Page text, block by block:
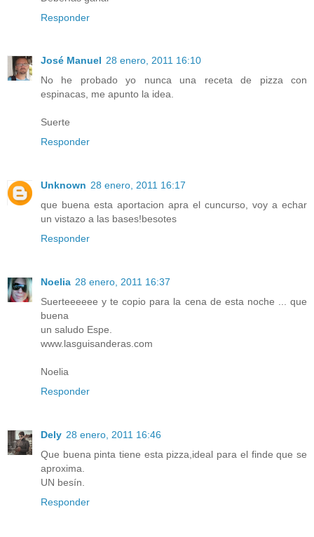
Responder
José Manuel 28 enero, 2011 16:10
No he probado yo nunca una receta de pizza con
espinacas, me apunto la idea.
Suerte
Responder
Unknown 28 enero, 2011 16:17
que buena esta aportacion apra el cuncurso, voy a echar
un vistazo a las bases!besotes
Responder
Noelia 28 enero, 2011 16:37
Suerteeeeee y te copio para la cena de esta noche ... que
buena
un saludo Espe.
www.lasguisanderas.com
Noelia
Responder
Dely 28 enero, 2011 16:46
Que buena pinta tiene esta pizza,ideal para el finde que se
aproxima.
UN besín.
Responder